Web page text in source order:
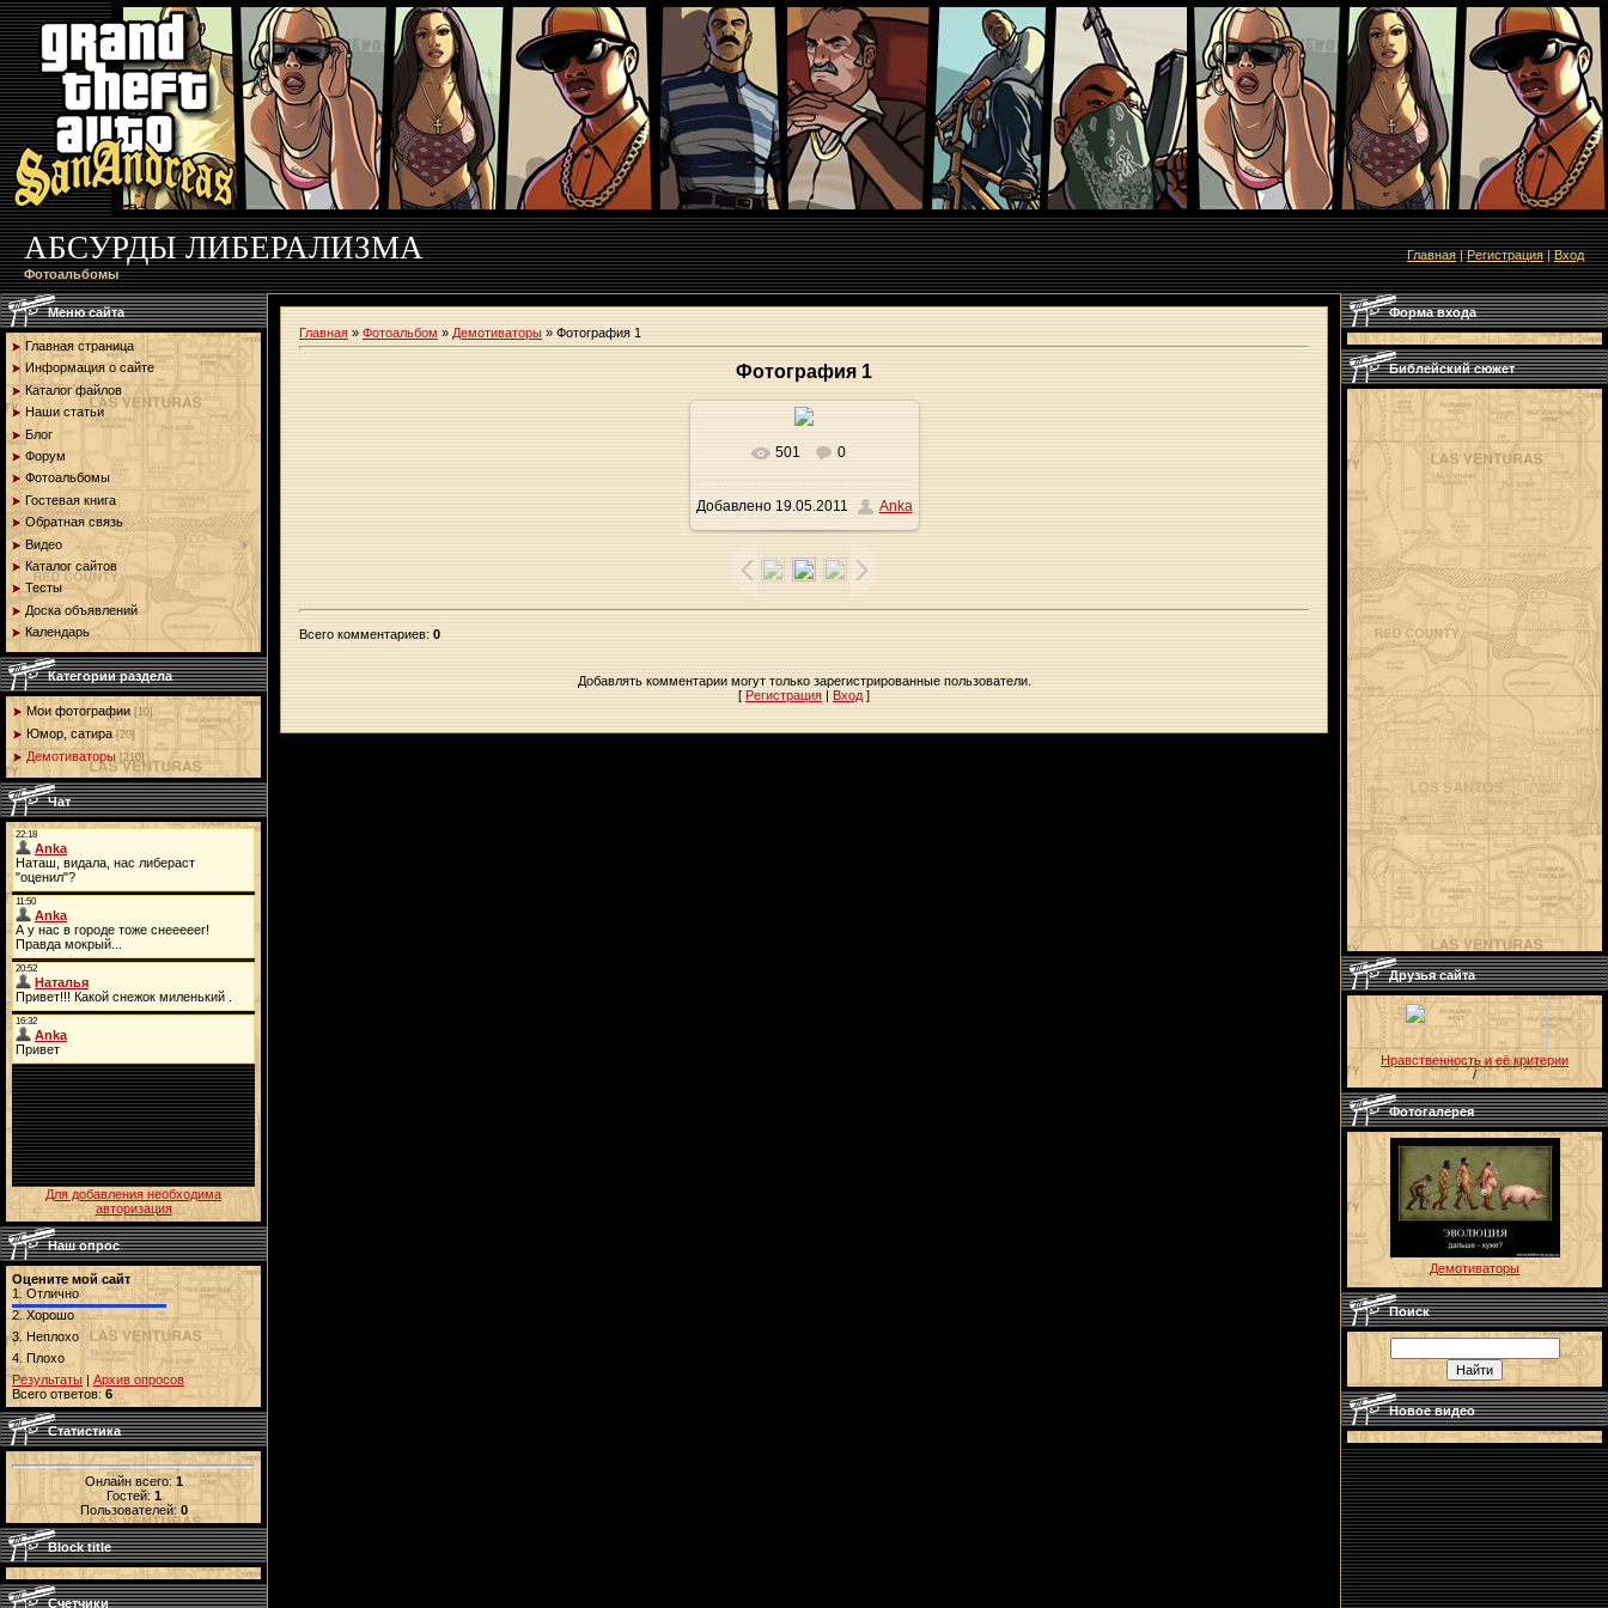
АБСУРДЫ ЛИБЕРАЛИЗМА
Фотоальбомы
Главная|Регистрация|Вход
Меню сайта
Главная страница
Информация о сайте
Каталог файлов
Наши статьи
Блог
Форум
Фотоальбомы
Гостевая книга
Обратная связь
Видео
Каталог сайтов
Тесты
Доска объявлений
Календарь
Категории раздела
Мои фотографии [10]
Юмор, сатира [20]
Демотиваторы [210]
Чат
Для добавления необходима
авторизация
Наш опрос
Оцените мой сайт
1. Отлично
2.Хорошо
3. Неплохо
4. Плохо
Результаты
Архив опросов
Всего ответов: 6
Статистика
Онлайн всего:1
Гостей: 1
Пользователей: 0
Block title
Счетчики
Главная » Фотоальбом » Демотиваторы » Фотография 1
Фотография 1
501 0
Добавлено19.05.2011 Anka
Всего комментариев: 0
Добавлять комментарии могут только зарегистрированные пользователи.
[ Регистрация | Вход ]
Форма входа
Библейский сюжет
Друзья сайта
Нравственность и её критерии
/
Фотогалерея
Демотиваторы
Поиск
Новое видео